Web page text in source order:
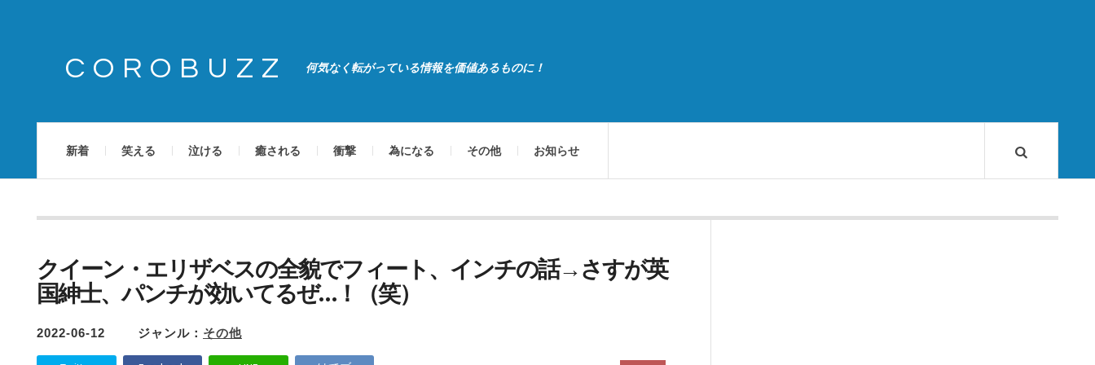
COROBUZZ 何気なく転がっている情報を価値あるものに！
新着 笑える 泣ける 癒される 衝撃 為になる その他 お知らせ
クイーン・エリザベスの全貌でフィート、インチの話→さすが英
国紳士、パンチが効いてるぜ…！（笑）
2022-06-12 ジャンル： その他